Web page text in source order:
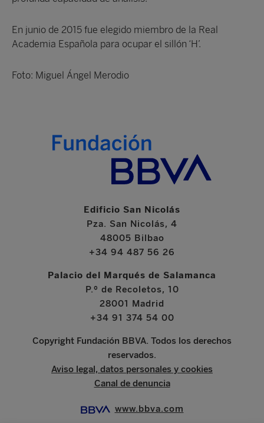
En junio de 2015 fue elegido miembro de la Real
Academia Española para ocupar el sillón ‘H’.
Foto: Miguel Ángel Merodio
Edificio San Nicolás
Pza. San Nicolás, 4
48005 Bilbao
+34 94 487 56 26
Palacio del Marqués de Salamanca
P.º de Recoletos, 10
28001 Madrid
+34 91 374 54 00
Copyright Fundación BBVA. Todos los derechos
reservados.
Aviso legal, datos personales y cookies
Canal de denuncia
www.bbva.com